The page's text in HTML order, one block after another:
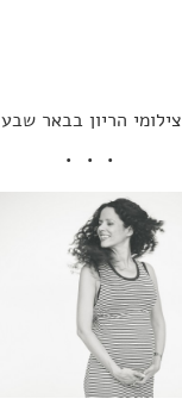
צילומי הריון בבאר שבע